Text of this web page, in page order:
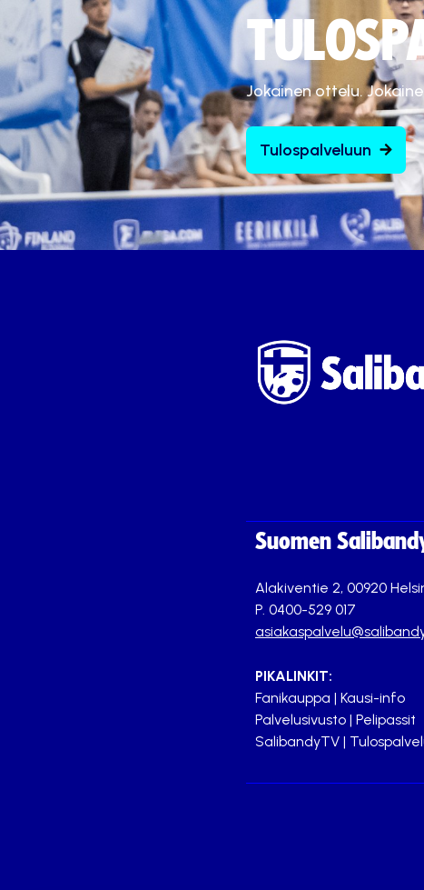
Jokainen ottelu.
Tulospalveluun
Suomen
Alakiventie 2, 00920
P. 0400-529 017
PIKALINKIT:
Fanikauppa | Kausi-info
Palvelusivusto | Pelipassit
SalibandyTV |